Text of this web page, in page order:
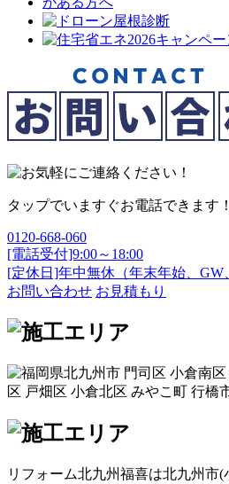
タップでいますぐお電話できます！
0120-668-060
[電話受付]9:00～18:00
[定休日]年中無休（年末年始、GW
お問い合わせ お見積もり
リフォーム北九州福喜は北九州市(